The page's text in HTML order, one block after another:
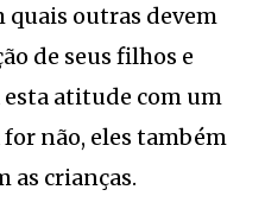
quais outras devem
de seus filhos e
atitude com um
não, eles também
as crianças.